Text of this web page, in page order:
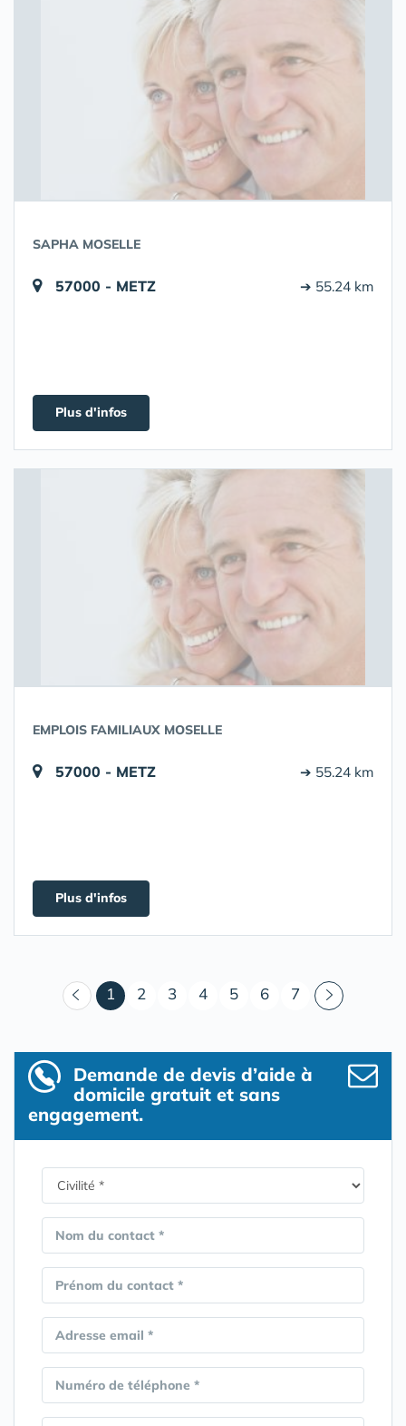
SAPHA MOSELLE
57000 - METZ ➔ 55.24 km
Plus d'infos
EMPLOIS FAMILIAUX MOSELLE
57000 - METZ ➔ 55.24 km
Plus d'infos
1 (courant)
2 3 4 5 6 7
Demande de devis d’aide à
domicile gratuit et sans
engagement.
Nom du contact *
Prénom du contact *
Adresse email *
Numéro de téléphone *